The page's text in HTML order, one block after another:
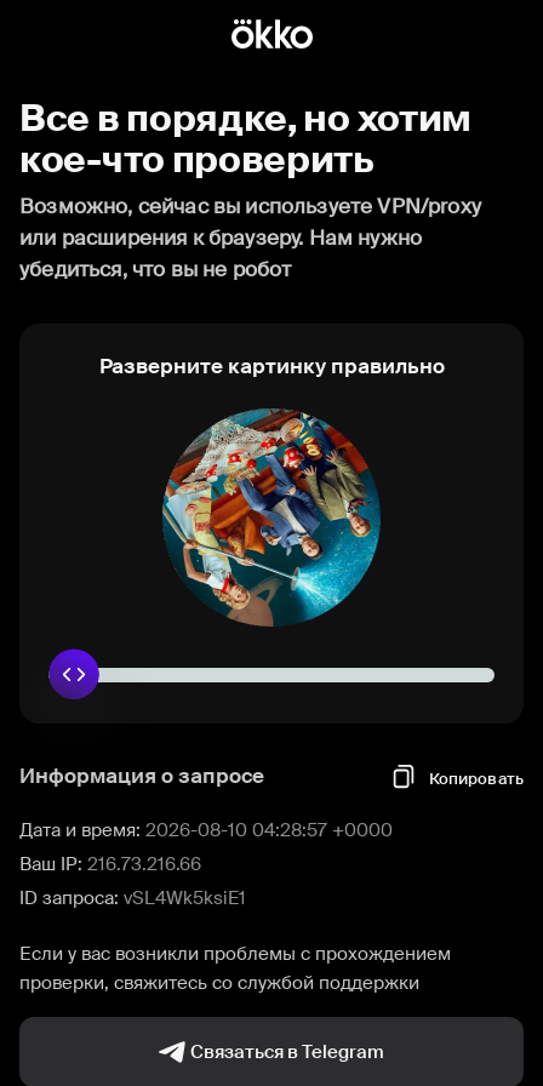
Все в порядке, но хотим
кое-что проверить
Возможно, сейчас вы используете VPN/proxy
или расширения к браузеру. Нам нужно
убедиться, что вы не робот
Разверните картинку правильно
Информация о запросе Копировать
Дата и время: 2026-08-10 04:28:57 +0000
Ваш IP: 216.73.216.66
ID запроса: vSL4Wk5ksiE1
Если у вас возникли проблемы с прохождением
проверки, свяжитесь со службой поддержки
Связаться в Telegram